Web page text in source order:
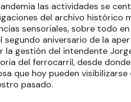
las actividades se
del archivo histórico
sensoriales, sobre todo
segundo aniversario de la
la gestión del intendente
del ferrocarril, desde
que hoy pueden
pasado.